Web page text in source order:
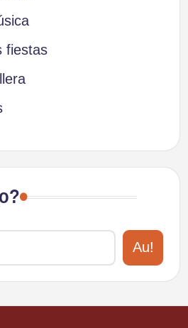
fiestas
Au!